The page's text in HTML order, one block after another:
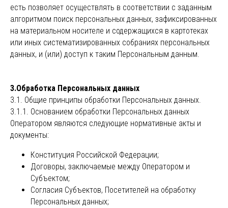
есть позволяет осуществлять в соответствии с заданным
алгоритмом поиск персональных данных, зафиксированных
на материальном носителе и содержащихся в картотеках
или иных систематизированных собраниях персональных
данных, и (или) доступ к таким Персональным данным.
3.Обработка Персональных данных
3.1. Общие принципы обработки Персональных данных.
3.1.1. Основанием обработки Персональных данных
Оператором являются следующие нормативные акты и
документы:
Конституция Российской Федерации;
Договоры, заключаемые между Оператором и
Субъектом;
Согласия Субъектов, Посетителей на обработку
Персональных данных;